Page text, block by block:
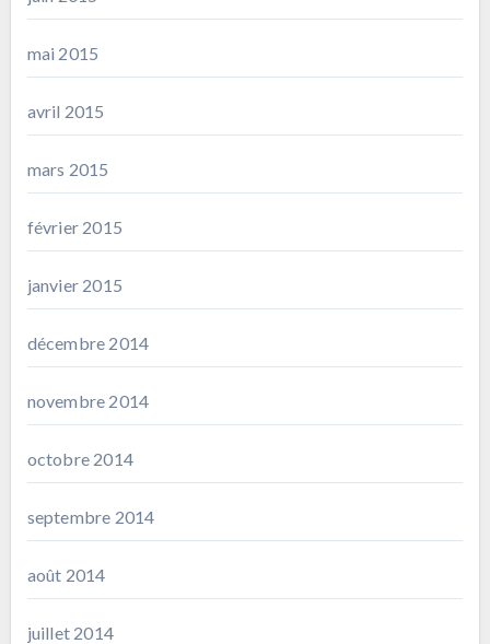
mai 2015
avril 2015
mars 2015
février 2015
janvier 2015
décembre 2014
novembre 2014
octobre 2014
septembre 2014
août 2014
juillet 2014